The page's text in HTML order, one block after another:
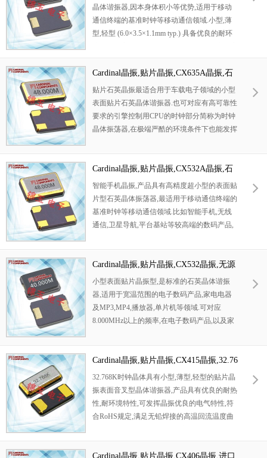
晶体谐振器,因本身体积小等优势,适用于移动
通信终端的基准时钟等移动通信领域.小型,薄
型,轻型 (6.0×3.5×1.1mm typ.) 具备优良的耐环
曲线要求.
Cardinal晶振,贴片晶振,CX635A晶振,石
英贴片晶振
贴片石英晶振最适合用于车载电子领域的小型
表面贴片石英晶体谐振器.也可对应有高可靠性
要求的引擎控制用CPU的时钟部分简称为时钟
晶体振荡器,在极端严酷的环境条件下也能发挥
击等优良的耐环境特性,满足无铅焊接的回流温
度曲线要求,符合AEC-Q200标准.
Cardinal晶振,贴片晶振,CX532A晶振,石
英晶体谐振器
智能手机晶振,产品具有高精度超小型的表面贴
片型石英晶体振荡器,最适用于移动通信终端的
基准时钟等移动通信领域.比如智能手机,无线
通信,卫星导航,平台基站等较高端的数码产品,
钟源用频率,贴片晶振具有优良的电气特性,耐
环境性能适用于移动通信领域,满足无铅焊接的
高温回流温度曲线要求.
Cardinal晶振,贴片晶振,CX532晶振,无源
晶振
小型表面贴片晶振型,是标准的石英晶体谐振
器,适用于宽温范围的电子数码产品,家电电器
及MP3,MP4,播放器,单片机等领域.可对应
8.000MHz以上的频率,在电子数码产品,以及家
无铅焊接的回流温度曲线要求.
Cardinal晶振,贴片晶振,CX415晶振,32.76
8K晶振
32.768K时钟晶体具有小型,薄型,轻型的贴片晶
振表面音叉型晶体谐振器,产品具有优良的耐热
性,耐环境特性,可发挥晶振优良的电气特性,符
合RoHS规定,满足无铅焊接的高温回流温度曲
挥比陶瓷谐振器外壳更好的耐冲击性.
Cardinal晶振,贴片晶振,CX406晶振,进口